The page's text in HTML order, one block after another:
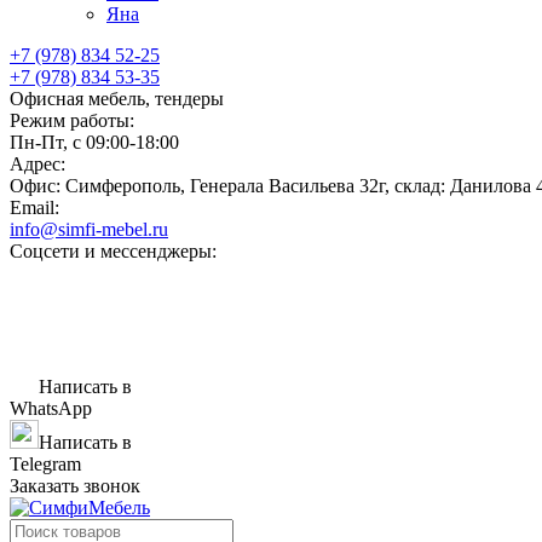
Яна
+7 (978) 834 52-25
+7 (978) 834 53-35
Офисная мебель, тендеры
Режим работы:
Пн-Пт, с 09:00-18:00
Адрес:
Офис: Симферополь, Генерала Васильева 32г, склад: Данилова
Email:
info@simfi-mebel.ru
Соцсети и мессенджеры:
Написать в
WhatsApp
Написать в
Telegram
Заказать звонок